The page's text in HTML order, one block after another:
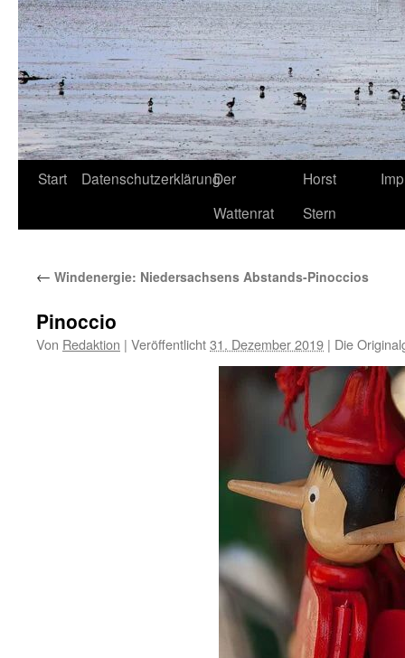
Start DatenschutzerklärungDer
Wattenrat
Horst
Stern
← Windenergie: Niedersachsens Abstands-Pinoccios
Pinoccio
Von Redaktion | Veröffentlicht31. Dezember 2019 | Die